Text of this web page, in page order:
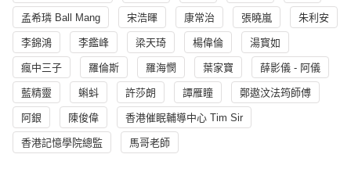
孟希璘 Ball Mang 宋浩暉 康常治 張曉嵐 朱利安
李錦鴻 李鑑峰 梁天琦 楊偉倫 湯寳如
瘋中三子 羅倫斯 羅海憫 葉家寶 薛影儀 - 阿儀
藍精靈 蝌蚪 許莎朗 譚雁瞳 鄭遨汶法筠師傅
阿銀 陳俊偉 香港催眠輔導中心 Tim Sir
香港記憶學院總監 馬哥老師